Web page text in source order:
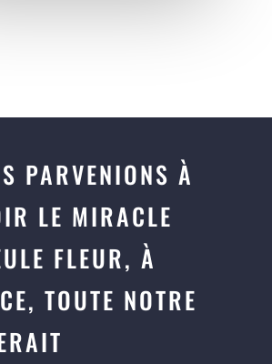
PARVENIONS À
LE MIRACLE
FLEUR, À
TOUTE NOTRE